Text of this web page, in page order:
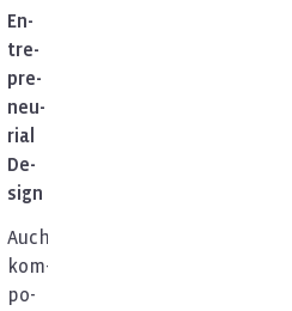
En­
tre­
pre­
neu­
ri­al
De­
sign
Auch
kom­
po­